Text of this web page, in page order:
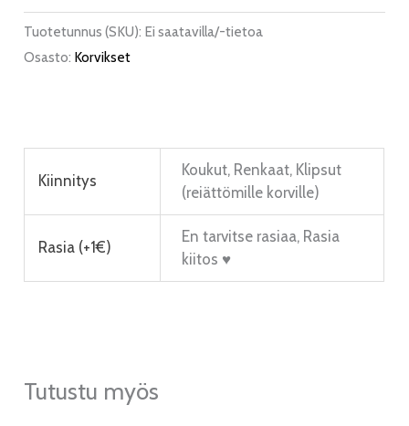
Tuotetunnus (SKU): Ei saatavilla/-tietoa
Osasto: Korvikset
Kiinnitys
Koukut, Renkaat, Klipsut
(reiättömille korville)
Rasia (+1€)
En tarvitse rasiaa, Rasia
kiitos ♥
Tutustu myös